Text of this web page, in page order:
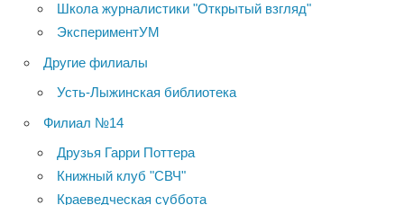
Школа журналистики "Открытый взгляд"
ЭкспериментУМ
Другие филиалы
Усть-Лыжинская библиотека
Филиал №14
Друзья Гарри Поттера
Книжный клуб "СВЧ"
Краеведческая суббота